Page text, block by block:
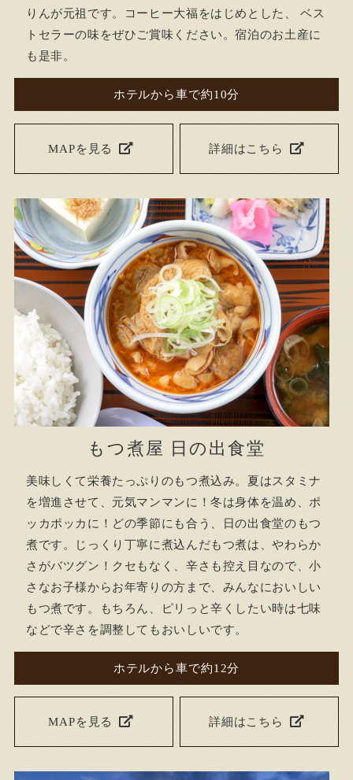
りんが元祖です。コーヒー大福をはじめとした、 ベス
トセラーの味をぜひご賞味ください。宿泊のお土産に
も是非。
ホテルから車で約10分
MAPを見る 詳細はこちら
もつ煮屋 日の出食堂
美味しくて栄養たっぷりのもつ煮込み。夏はスタミナ
を増進させて、元気マンマンに！冬は身体を温め、ポ
ッカポッカに！どの季節にも合う、日の出食堂のもつ
煮です。じっくり丁寧に煮込んだもつ煮は、やわらか
さがバツグン！クセもなく、辛さも控え目なので、小
さなお子様からお年寄りの方まで、みんなにおいしい
もつ煮です。もちろん、ピリっと辛くしたい時は七味
などで辛さを調整してもおいしいです。
ホテルから車で約12分
MAPを見る 詳細はこちら